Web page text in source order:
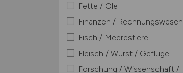
Fette / Öle
Finanzen / Rechnungswesen
Fisch / Meerestiere
Fleisch / Wurst / Geflügel
Forschung / Wissenschaft /